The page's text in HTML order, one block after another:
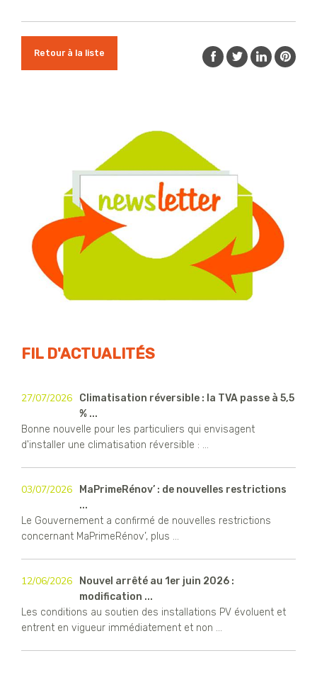
Retour à la liste
FIL D'ACTUALITÉS
27/07/2026
Climatisation réversible : la TVA passe à 5,5
% ...
Bonne nouvelle pour les particuliers qui envisagent
d'installer une climatisation réversible : ...
03/07/2026
MaPrimeRénov’ : de nouvelles restrictions
...
Le Gouvernement a confirmé de nouvelles restrictions
concernant MaPrimeRénov’, plus ...
12/06/2026
Nouvel arrêté au 1er juin 2026 :
modification ...
Les conditions au soutien des installations PV évoluent et
entrent en vigueur immédiatement et non ...